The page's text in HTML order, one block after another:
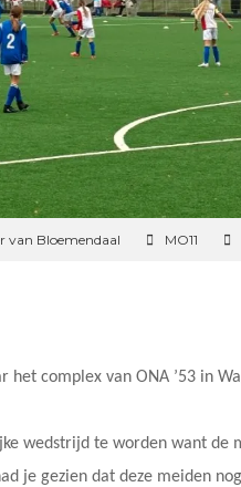
van Bloemendaal MO11
complex van ONA ’53 in
wedstrijd te worden want de
je gezien dat deze meiden